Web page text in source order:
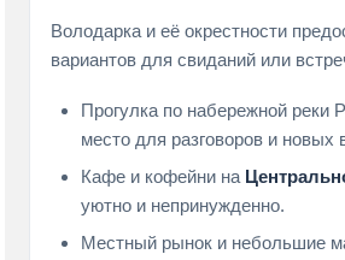
Володарка и её окрестности
вариантов для свиданий или
Прогулка по набережной реки
место для разговоров и новых
Кафе и кофейни на
уютно и непринужденно.
Местный рынок и небольшие